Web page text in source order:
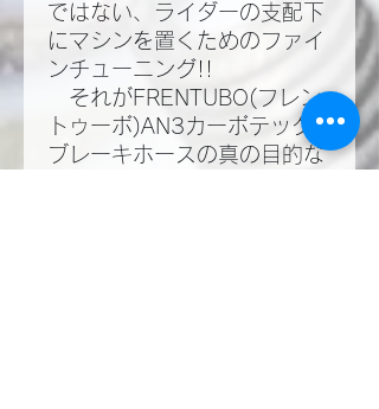
ではない、ライダーの支配下
にマシンを置くためのファイ
ンチューニング!!​
それがFRENTUBO(フレン
トゥーボ)AN3カーボテック
ブレーキホースの真の目的な